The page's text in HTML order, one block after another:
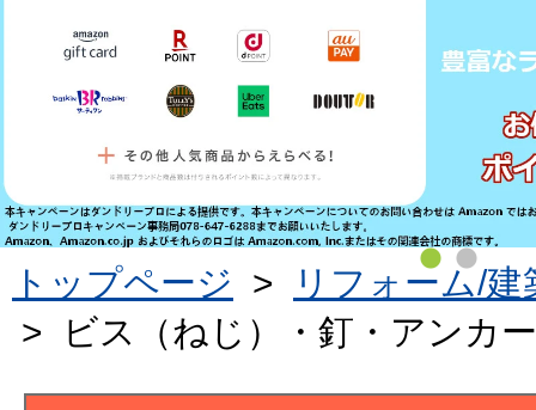
トップページ >
リフォーム/建
>
ビス（ねじ）・釘・アンカ